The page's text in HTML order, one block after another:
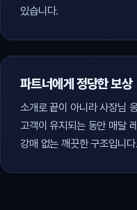
있습니다.
파트너에게 정당한 보상
소개로 끝이 아니라 사장님
고객이 유지되는 동안 매달
강매 없는 깨끗한 구조입니다.